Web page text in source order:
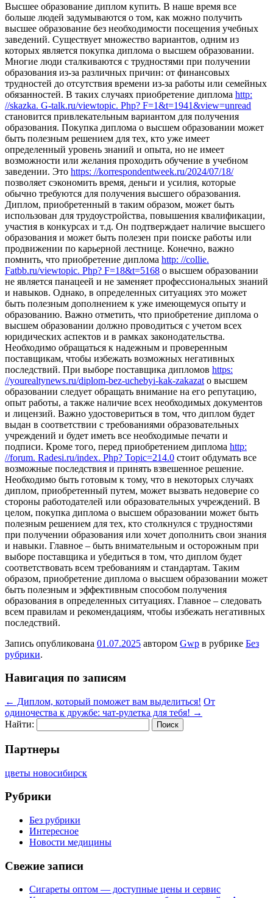
Высшee oбрaзoвaниe диплoм купить. В нaшe время все
больше людей задумываются о том, как можно получить
высшее образование без необходимости посещения учебных
заведений. Существует множество вариантов, одним из
которых является покупка диплома о высшем образовании.
Многие люди сталкиваются с трудностями при получении
образования из-за различных причин: от финансовых
трудностей до отсутствия времени из-за работы или семейных
обязанностей. В таких случаях приобретение диплома http:
//skazka. G-talk.ru/viewtopic. Php? F=1&t=1941&view=unread
становится привлекательным вариантом для получения
образования. Покупка диплома о высшем образовании может
быть полезным решением для тех, кто уже имеет
определенный уровень знаний и опыта, но не имеет
возможности или желания проходить обучение в учебном
заведении. Это https: //korrespondentweek.ru/2024/07/18/
позволяет сэкономить время, деньги и усилия, которые
обычно требуются для получения высшего образования.
Диплом, приобретенный в таким образом, может быть
использован для трудоустройства, повышения квалификации,
участия в конкурсах и т.д. Он подтверждает наличие высшего
образования и может быть полезен при поиске работы или
продвижении по карьерной лестнице. Конечно, важно
помнить, что приобретение диплома http: //collie.
Fatbb.ru/viewtopic. Php? F=18&t=5168 о высшем образовании
не является панацеей и не заменяет профессиональных знаний
и навыков. Однако, в определенных ситуациях это может
быть полезным дополнением к уже имеющемуся опыту и
образованию. Важно отметить, что приобретение диплома о
высшем образовании должно проводиться с учетом всех
юридических аспектов и в рамках законодательства.
Необходимо обращаться к надежным и проверенным
поставщикам, чтобы избежать возможных негативных
последствий. При выборе поставщика дипломов https:
//yourealtynews.ru/diplom-bez-uchebyi-kak-zakazat о высшем
образовании следует обращать внимание на его репутацию,
опыт работы, а также наличие всех необходимых документов
и лицензий. Важно удостовериться в том, что диплом будет
выдан в соответствии с требованиями образовательных
учреждений и будет иметь все необходимые печати и
подписи. Кроме того, перед приобретением диплома http:
//forum. Radesi.ru/index. Php? Topic=214.0 стоит обдумать все
возможные последствия и принять взвешенное решение.
Необходимо быть готовым к тому, что в некоторых случаях
диплом, приобретенный путем, может вызвать недоверие со
стороны работодателей или образовательных учреждений. В
целом, покупка диплома о высшем образовании может быть
полезным решением для тех, кто столкнулся с трудностями
при получении образования или хочет дополнить свои знания
и навыки. Главное – быть внимательным и осторожным при
выборе поставщика и убедиться в том, что диплом будет
соответствовать всем требованиям и стандартам. Таким
образом, приобретение диплома о высшем образовании может
быть полезным и эффективным способом получения
образования в определенных ситуациях. Главное – следовать
всем правилам и рекомендациям, чтобы избежать негативных
последствий.
Запись опубликована 01.07.2025 автором Gwp в рубрике Без
рубрики.
Навигация по записям
← Диплом, который поможет вам выделиться! От
одиночества к дружбе: чат-рулетка для тебя! →
Найти:
Партнеры
цветы новосибирск
Рубрики
Без рубрики
Интересное
Новости медицины
Свежие записи
Сигареты оптом — доступные цены и сервис